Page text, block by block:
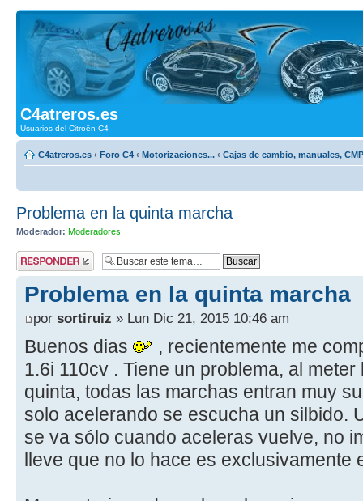
C4atreros.es
Usuarios del Citroën C4
C4atreros.es ‹ Foro C4 ‹ Motorizaciones... ‹ Cajas de cambio, manuales,
Problema en la quinta marcha
Moderador: Moderadores
Publicar una
respuesta
Problema en la quinta marcha
por sortiruiz » Lun Dic 21, 2015 10:46 am
Buenos dias
, recientemente me
1.6i 110cv . Tiene un problema, al
quinta, todas las marchas entran muy
solo acelerando se escucha un silbido.
se va sólo cuando aceleras vuelve, no
lleve que no lo hace es exclusivamente